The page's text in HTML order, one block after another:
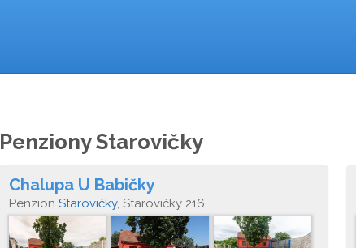
Penziony Starovičky
Chalupa U Babičky
Penzion Starovičky, Starovičky 216